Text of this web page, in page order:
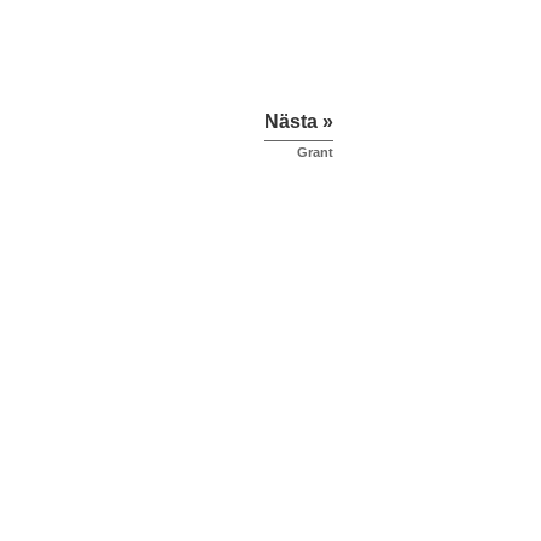
Nästa »
Grant